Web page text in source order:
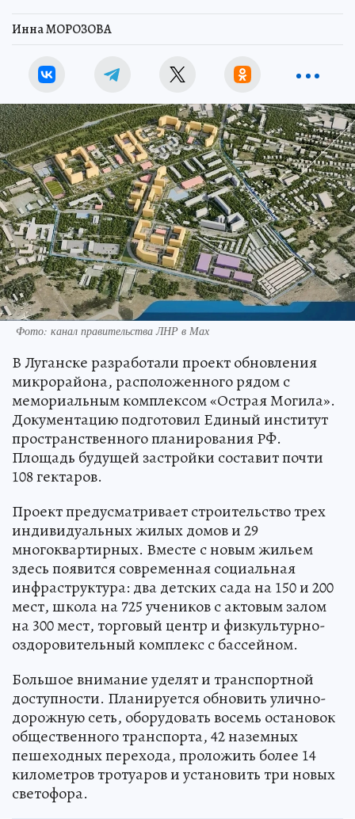
Инна МОРОЗОВА
Фото: канал правительства ЛНР в Мах
В Луганске разработали проект обновления
микрорайона, расположенного рядом с
мемориальным комплексом «Острая Могила».
Документацию подготовил Единый институт
пространственного планирования РФ.
Площадь будущей застройки составит почти
108 гектаров.
Проект предусматривает строительство трех
индивидуальных жилых домов и 29
многоквартирных. Вместе с новым жильем
здесь появится современная социальная
инфраструктура: два детских сада на 150 и 200
мест, школа на 725 учеников с актовым залом
на 300 мест, торговый центр и физкультурно-
оздоровительный комплекс с бассейном.
Большое внимание уделят и транспортной
доступности. Планируется обновить улично-
дорожную сеть, оборудовать восемь остановок
общественного транспорта, 42 наземных
пешеходных перехода, проложить более 14
километров тротуаров и установить три новых
светофора.